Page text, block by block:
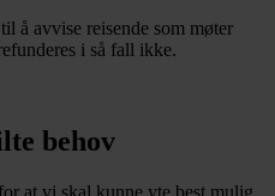
å avvise reisende som møter
i så fall ikke.
behov
at vi skal kunne yte best mulig